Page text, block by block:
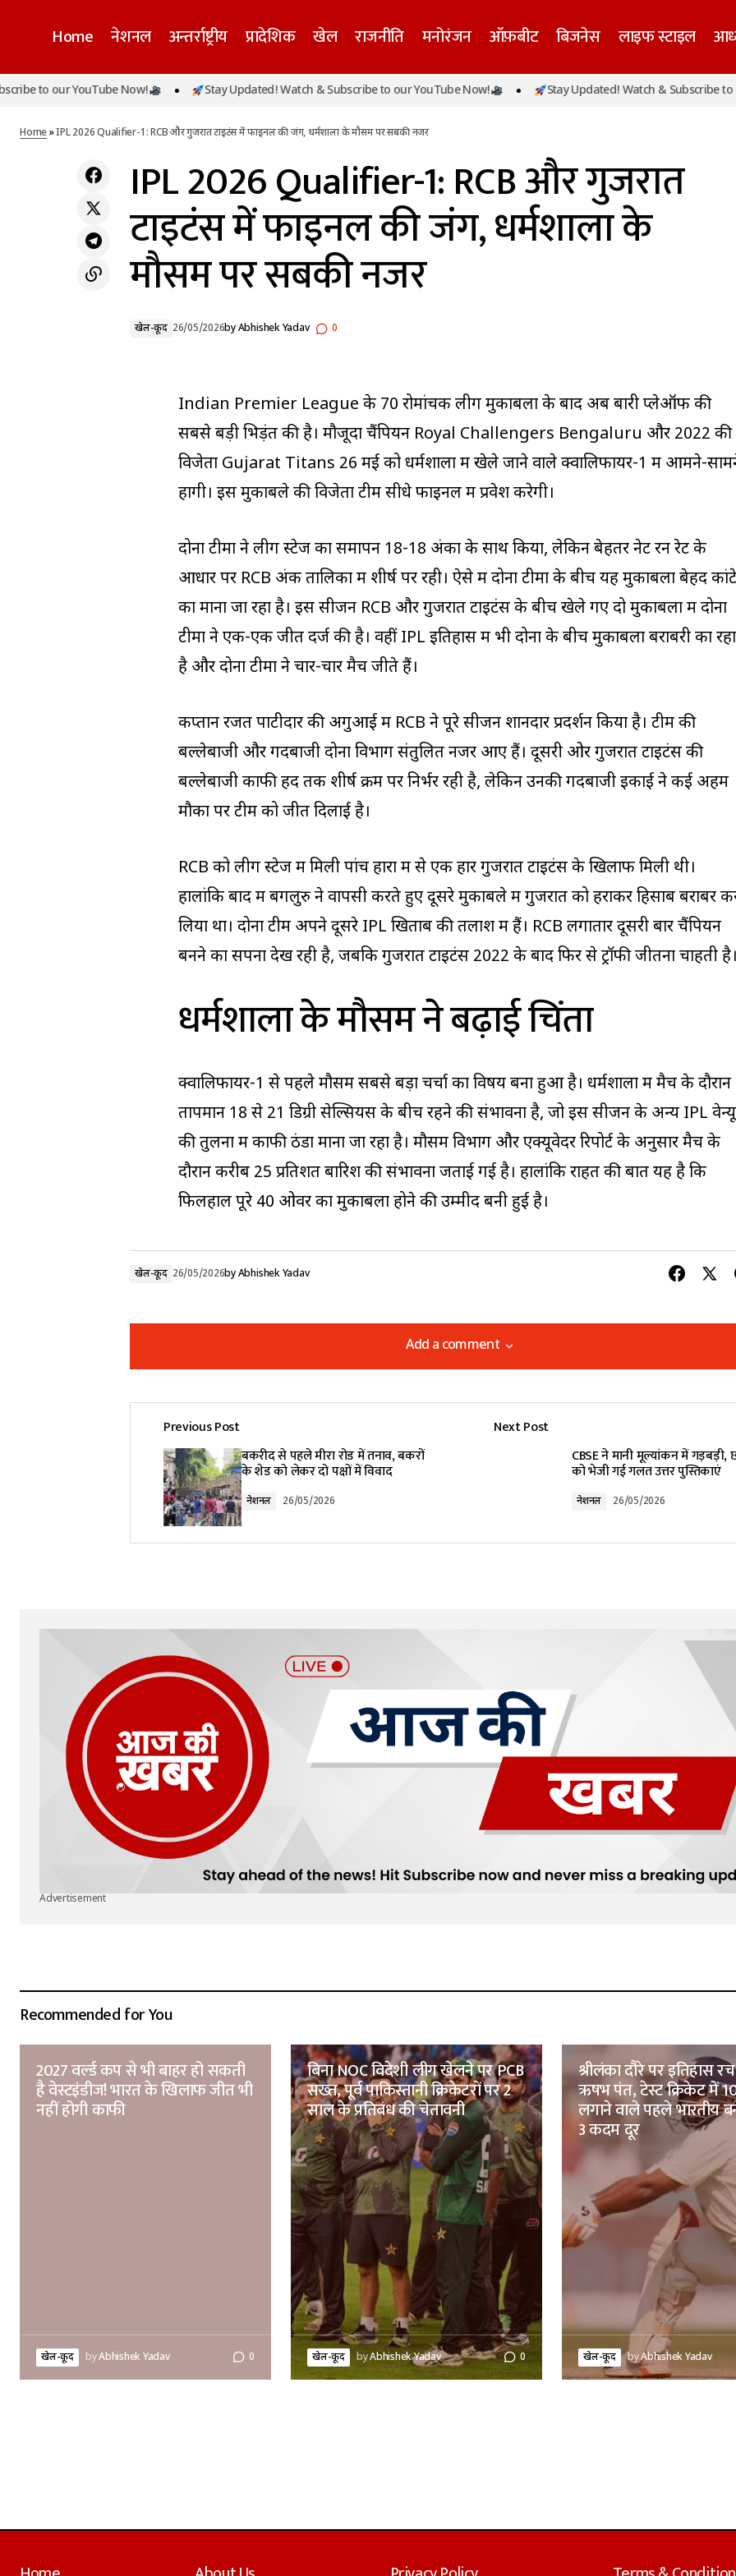
Home नेशनल अन्तर्राष्ट्रीय प्रादेशिक खेल राजनीति मनोरंजन ऑफ़बीट बिजनेस लाइफ स्टाइल
बकरीद से पहले मीरा रोड में तनाव, बकरों के शेड को
खेल-
IPL 2026 Qualifier-1: RCB और गुजरात टाइटंस में फाइनल की जंग,
our YouTube Now! Stay Updated! Watch & Subscribe to our YouTube Now! Stay Updated! Watch & Subscribe to our
Home»IPL 2026 Qualifier-1: RCB और गुजरात टाइटंस में फाइनल की जंग, धर्मशाला के मौसम पर सबकी नजर
IPL 2026 Qualifier-1: RCB और गुजरात
टाइटंस में फाइनल की जंग, धर्मशाला के
मौसम पर सबकी नजर
खेल-कूद 26/05/2026byAbhishek Yadav 0
Indian Premier League के 70 रोमांचक लीग मुकाबलों के बाद अब बारी प्लेऑफ की
सबसे बड़ी भिड़ंत की है। मौजूदा चैंपियन Royal Challengers Bengaluru और 2022 की
विजेता Gujarat Titans 26 मई को धर्मशाला में खेले जाने वाले क्वालिफायर-1 में आमने-
होंगी। इस मुकाबले की विजेता टीम सीधे फाइनल में प्रवेश करेगी।
दोनों टीमों ने लीग स्टेज का समापन 18-18 अंकों के साथ किया, लेकिन बेहतर नेट रन रेट के
आधार पर RCB अंक तालिका में शीर्ष पर रही। ऐसे में दोनों टीमों के बीच यह मुकाबला बेहद कांटे
का माना जा रहा है। इस सीजन RCB और गुजरात टाइटंस के बीच खेले गए दो मुकाबलों में दोनों
टीमों ने एक-एक जीत दर्ज की है। वहीं IPL इतिहास में भी दोनों के बीच मुकाबला बराबरी का रहा
है और दोनों टीमों ने चार-चार मैच जीते हैं।
कप्तान रजत पाटीदार की अगुआई में RCB ने पूरे सीजन शानदार प्रदर्शन किया है। टीम की
बल्लेबाजी और गेंदबाजी दोनों विभाग संतुलित नजर आए हैं। दूसरी ओर गुजरात टाइटंस की
बल्लेबाजी काफी हद तक शीर्ष क्रम पर निर्भर रही है, लेकिन उनकी गेंदबाजी इकाई ने कई अहम
मौकों पर टीम को जीत दिलाई है।
RCB को लीग स्टेज में मिली पांच हारों में से एक हार गुजरात टाइटंस के खिलाफ मिली थी।
हालांकि बाद में बेंगलुरु ने वापसी करते हुए दूसरे मुकाबले में गुजरात को हराकर हिसाब बराबर
लिया था। दोनों टीमें अपने दूसरे IPL खिताब की तलाश में हैं। RCB लगातार दूसरी बार चैंपियन
बनने का सपना देख रही है, जबकि गुजरात टाइटंस 2022 के बाद फिर से ट्रॉफी जीतना चाहती
धर्मशाला के मौसम ने बढ़ाई चिंता
क्वालिफायर-1 से पहले मौसम सबसे बड़ा चर्चा का विषय बना हुआ है। धर्मशाला में मैच के दौरान
तापमान 18 से 21 डिग्री सेल्सियस के बीच रहने की संभावना है, जो इस सीजन के अन्य IPL वेन्यू
की तुलना में काफी ठंडा माना जा रहा है। मौसम विभाग और एक्यूवेदर रिपोर्ट के अनुसार मैच के
दौरान करीब 25 प्रतिशत बारिश की संभावना जताई गई है। हालांकि राहत की बात यह है कि
फिलहाल पूरे 40 ओवर का मुकाबला होने की उम्मीद बनी हुई है।
खेल-कूद 26/05/2026byAbhishek Yadav
Add a comment
Add a comment
Your email address will not be published. Required fields are marked
Comment*
Submit Comment
Previous Post
बकरीद से पहले मीरा रोड में तनाव, बकरों
के शेड को लेकर दो पक्षों में विवाद
नेशनल 26/05/2026
Next Post
CBSE ने मानी मूल्यांकन में गड़बड़ी,
को भेजी गई गलत उत्तर पुस्तिकाएं
नेशनल 26/05/2026
Advertisement
Recommended for You
2027 वर्ल्ड कप से भी बाहर हो सकती
है वेस्टइंडीज! भारत के खिलाफ जीत भी
नहीं होगी काफी
खेल-कूद byAbhishek Yadav 0
बिना NOC विदेशी लीग खेलने पर PCB
सख्त, पूर्व पाकिस्तानी क्रिकेटरों पर 2
साल के प्रतिबंध की चेतावनी
खेल-कूद byAbhishek Yadav 0
श्रीलंका दौरे पर इतिहास
ऋषभ पंत, टेस्ट क्रिकेट में
लगाने वाले पहले भारतीय
3 कदम दूर
खेल-कूद byAbhishek Yadav